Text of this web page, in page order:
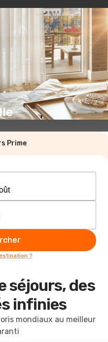
FR(€)
Prime
?
séjours, des
infinies
mondiaux au meilleur